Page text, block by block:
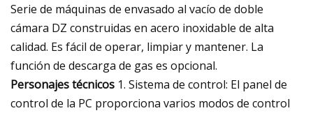
Serie de máquinas de envasado al vacío de doble
cámara DZ construidas en acero inoxidable de alta
calidad. Es fácil de operar, limpiar y mantener. La
función de descarga de gas es opcional.
Personajes técnicos 1. Sistema de control: El panel de
control de la PC proporciona varios modos de control